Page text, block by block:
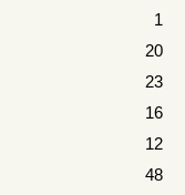
1
20
23
16
12
48